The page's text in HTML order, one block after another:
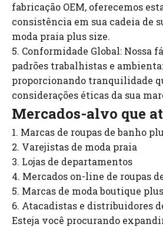
fabricação OEM, oferecemos
consistência em sua cadeia de
moda praia plus size.
5. Conformidade Global: Nossa
padrões trabalhistas e
proporcionando tranquilidade
considerações éticas da sua
Mercados-alvo que
1. Marcas de roupas de banho
2. Varejistas de moda praia
3. Lojas de departamentos
4. Mercados on-line de roupas
5. Marcas de moda boutique
6. Atacadistas e distribuidores
Esteja você procurando